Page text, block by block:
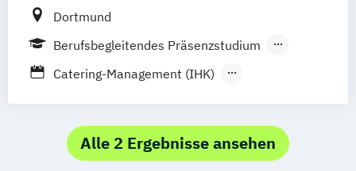
Master of Advanced Studies in Hotel- und
Tourismusmanagement
Dortmund
Berufsbegleitendes Präsenzstudium
Vollzeit
Catering-Management (IHK)
Revenue Manager
Staatlich geprüfte/r Betriebswirt/in für
Alle 2 Ergebnisse ansehen